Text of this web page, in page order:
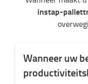
instap-
Wanneer uw